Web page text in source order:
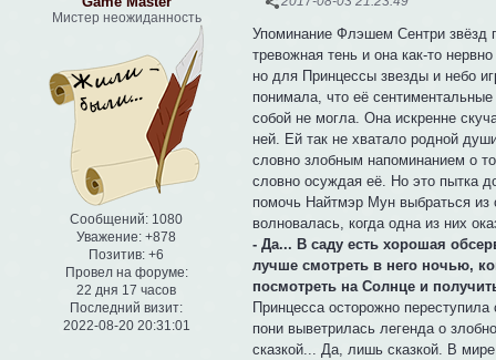
Мистер неожиданность
Сообщений: 1080
Уважение: +878
Позитив: +6
Провел на форуме:
22 дня 17 часов
Последний визит:
2022-08-20 20:31:01
Упоминание Флэшем Сентри звёзд
тревожная тень и она как-то
но для Принцессы звезды и небо
понимала, что её
собой не могла. Она искренне
ней. Ей так не хватало родной
словно злобным напоминанием о
словно осуждая её. Но это пытка
помочь Найтмэр Мун выбраться из
волновалась, когда одна из них
- Да... В саду есть хорошая
лучше смотреть в него ночью,
посмотреть на Солнце и
Принцесса осторожно
пони выветрилась легенда о
сказкой... Да, лишь сказкой. В